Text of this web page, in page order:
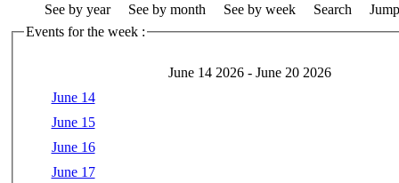
See by year See by month See by week Search
Events for the week :
June 14 2026 - June 20 2026
June 14
June 15
June 16
June 17